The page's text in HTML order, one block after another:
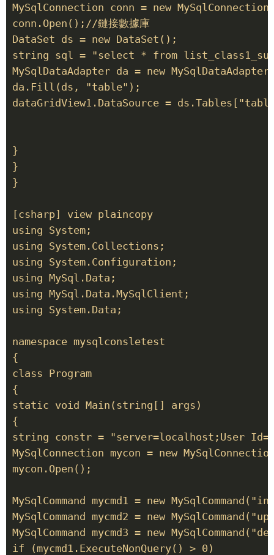
MySqlConnection conn = new
conn.Open();//鏈接數據庫
DataSet ds = new DataSet();
string sql = "select * from
MySqlDataAdapter da = new
da.Fill(ds, "table");
dataGridView1.DataSource =
}
}
}
[csharp] view plaincopy
using System;
using System.Collections;
using System.Configuration;
using MySql.Data;
using MySql.Data.MySqlClient;
using System.Data;
namespace mysqlconsletest
{
class Program
{
static void Main(string[] args)
{
string constr = "server=localhost;User
MySqlConnection mycon = new
mycon.Open();
MySqlCommand mycmd1 = new
MySqlCommand mycmd2 = new
MySqlCommand mycmd3 = new
if (mycmd1.ExecuteNonQuery() > 0)